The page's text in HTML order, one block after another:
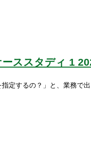
ススタディ 1
指定するの？」と、業務